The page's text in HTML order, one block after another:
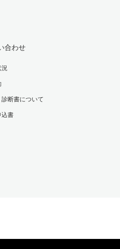
合わせ
況
診断書について
込書